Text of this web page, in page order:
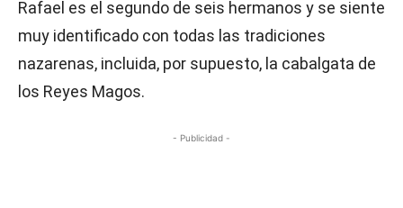
Rafael es el segundo de seis hermanos y se siente
muy identificado con todas las tradiciones
nazarenas, incluida, por supuesto, la cabalgata de
los Reyes Magos.
- Publicidad -